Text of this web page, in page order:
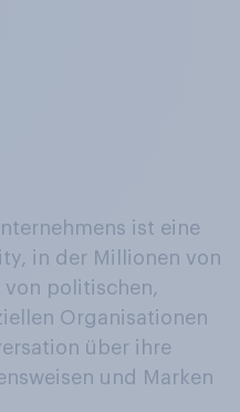
ist eine
in der Millionen von
von politischen,
Organisationen
über ihre
und Marken